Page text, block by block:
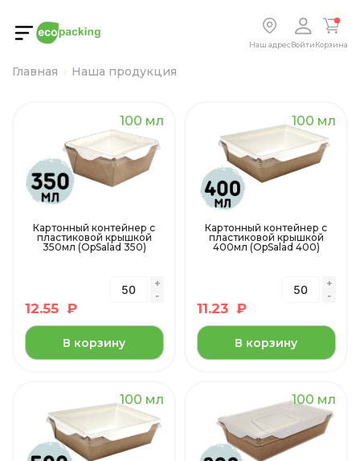
Наш адресВойтиКорзина
Главная Наша продукция
100 мл
Картонный контейнер с
пластиковой крышкой
350мл (OpSalad 350)
12.55 ₽
В корзину
100 мл
Картонный контейнер с
пластиковой крышкой
400мл (OpSalad 400)
11.23 ₽
В корзину
100 мл 100 мл